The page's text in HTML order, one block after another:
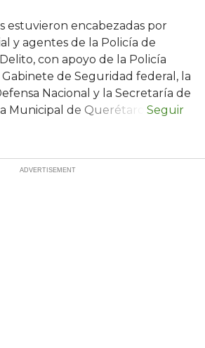
estuvieron encabezadas por
y agentes de la Policía de
con apoyo de la Policía
Gabinete de Seguridad federal, la
Nacional y la Secretaría de
Municipal de Querétaro.